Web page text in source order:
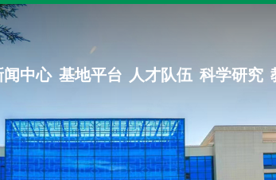
闻中心 基地平台 人才队伍 科学研究